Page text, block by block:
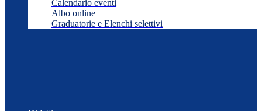
Calendario eventi
Albo online
Graduatorie e Elenchi selettivi